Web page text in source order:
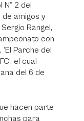
N° 2 del
amigos y
Rangel,
con
Parche del
el cual
del 6 de
hacen parte
para